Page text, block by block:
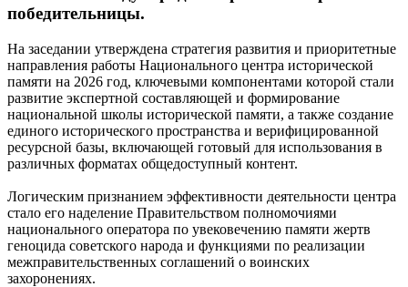
победительницы.
На заседании утверждена стратегия развития и приоритетные
направления работы Национального центра исторической
памяти на 2026 год, ключевыми компонентами которой стали
развитие экспертной составляющей и формирование
национальной школы исторической памяти, а также создание
единого исторического пространства и верифицированной
ресурсной базы, включающей готовый для использования в
различных форматах общедоступный контент.
Логическим признанием эффективности деятельности центра
стало его наделение Правительством полномочиями
национального оператора по увековечению памяти жертв
геноцида советского народа и функциями по реализации
межправительственных соглашений о воинских
захоронениях.